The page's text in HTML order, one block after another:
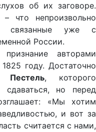
об их заговоре.
что непроизвольно
связанные уже с
России.
авторами
году. Достаточно
Пестель, которого
сдаваться, но перед
«Мы хотим
и вот за
считается с нами,